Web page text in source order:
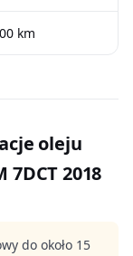
km
oleju
2018
do około 15